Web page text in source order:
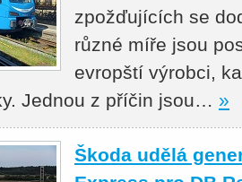
zpožďujících se
různé míře jsou
evropští výrobci,
Jednou z příčin jsou… »
Škoda udělá